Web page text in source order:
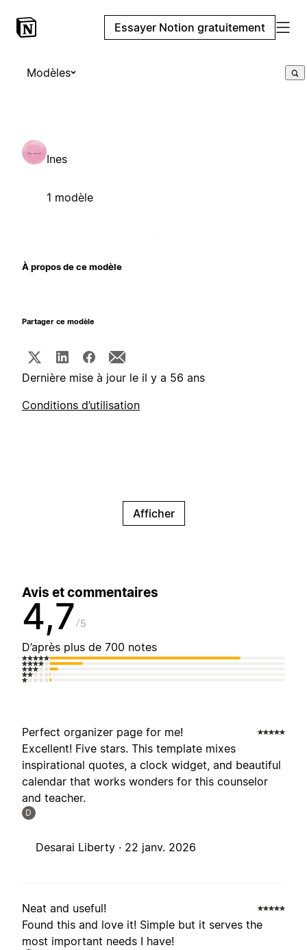
Essayer Notion gratuitement
Modèles
Ines
1 modèle
À propos de ce modèle
Partager ce modèle
Dernière mise à jour le il y a 56 ans
Conditions d’utilisation
Afficher
Avis et commentaires
4,7 5
D’après plus de 700 notes
Perfect organizer page for me!
Excellent! Five stars. This template mixes
inspirational quotes, a clock widget, and beautiful
calendar that works wonders for this counselor
and teacher.
D
Desarai Liberty · 22 janv. 2026
Neat and useful!
Found this and love it! Simple but it serves the
most important needs I have!